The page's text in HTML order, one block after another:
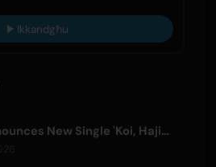
Ikkandgħu
=LOVE Announces New Single 'Koi, Hajimemashita.' and Tokyo Dome Concerts